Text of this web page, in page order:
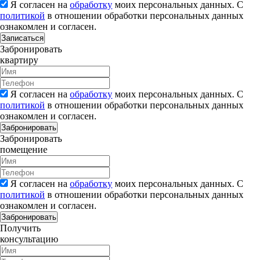
Я согласен на обработку моих персональных данных. С
политикой в отношении обработки персональных данных
ознакомлен и согласен.
Записаться
Забронировать
квартиру
Я согласен на обработку моих персональных данных. С
политикой в отношении обработки персональных данных
ознакомлен и согласен.
Забронировать
Забронировать
помещение
Я согласен на обработку моих персональных данных. С
политикой в отношении обработки персональных данных
ознакомлен и согласен.
Забронировать
Получить
консультацию